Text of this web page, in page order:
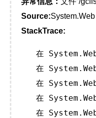
Source:System.Web
StackTrace:
在
在
在
在
在